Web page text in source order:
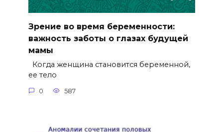
Зрение во время беременности:
важность заботы о глазах будущей
мамы
Когда женщина становится беременной,
ее тело
0 587